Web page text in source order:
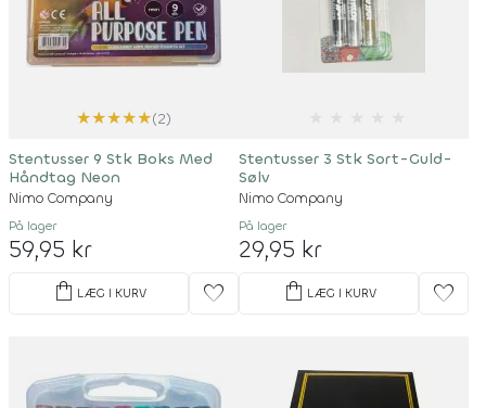
★★★★★(2)
Stentusser 9 Stk Boks Med
Håndtag Neon
Nimo Company
På lager
59,95 kr
shopping_bag LÆG I KURV favorite
Stentusser 3 Stk Sort-Guld-
Sølv
Nimo Company
På lager
29,95 kr
shopping_bag LÆG I KURV favorite